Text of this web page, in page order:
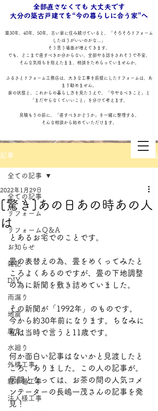
全部直さなくても 大丈夫です
大分の築古戸建てを“今の暮らしに合う家”へ
築30年、40年、50年。古い家に住み続けていると、「そろそろリフォーム
したほうがいいのかな…」
そう思う場面が増えてきます。
でも、どこまで直すべきか分からない。全部やる話をされそうで不安。
そんな気持ちを抱えたまま、相談をためらっていませんか。
ふるさとリフォーム工務店は、大きな工事を前提にしたリフォームは、あ
まり勧めません。
家の状態と、これからの暮らし方を見たうえで、「今やるべきこと」と
「まだやらなくていいこと」を分けて考えます。
見積もりの前に、「直すべきかどうか」を一緒に整理する。
そんな相談から始めていただけます。
ふるさとリフォーム工務店
​〒870-0322 大分県大分市恵比寿町10-14
電話：097-507-4042
記事
全ての記事
リフォーム
リフォームQ＆A
お知らせ
雑記
DIY
雨漏り
地震
腐食
水廻り
外構工事
駐車場工事
法人様工事
全ての記事
[驚き]あの日あの時あの人
は
2022年1月29日
とあるお宅でのことです。
畳の表替えの為、畳をめくってみたと
ころよくあるのですが、畳の下地調整
の為に新聞を敷き詰めていました。
その新聞が「1992年」のものです。
今から約30年前になります。ちなみに
私は当時で言うと11歳です。
何か面白い記事はないかと見渡したと
ころ、ありました。この人の記事が。
居間となっては、お茶の間の人気コメ
ンテーターの長嶋一茂さんの記事を発
見！